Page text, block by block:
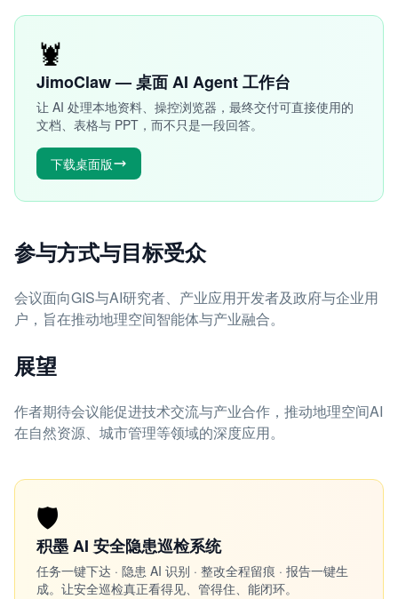
🦞
JimoClaw — 桌面 AI Agent 工作台
让 AI 处理本地资料、操控浏览器，最终交付可直接使用的
文档、表格与 PPT，而不只是一段回答。
下载桌面版
参与方式与目标受众
会议面向GIS与AI研究者、产业应用开发者及政府与企业用
户，旨在推动地理空间智能体与产业融合。
展望
作者期待会议能促进技术交流与产业合作，推动地理空间AI
在自然资源、城市管理等领域的深度应用。
🛡️
积墨 AI 安全隐患巡检系统
任务一键下达 · 隐患 AI 识别 · 整改全程留痕 · 报告一键生
成。让安全巡检真正看得见、管得住、能闭环。